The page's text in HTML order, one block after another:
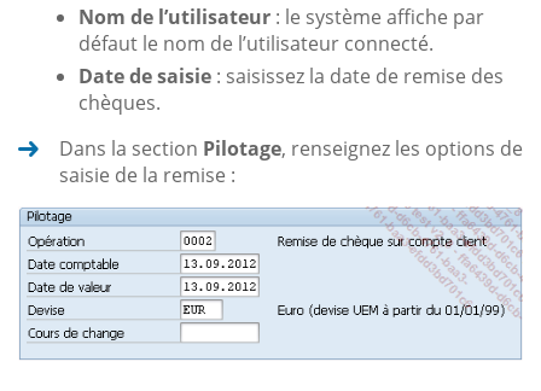
Nom de l’utilisateur : le système affiche par
défaut le nom de l’utilisateur connecté.
Date de saisie : saisissez la date de remise des
chèques.
Dans la section Pilotage, renseignez les options de
saisie de la remise :